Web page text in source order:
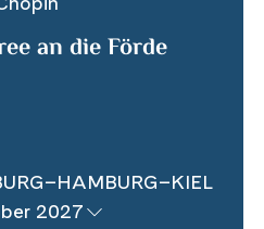
an die Förde
2027